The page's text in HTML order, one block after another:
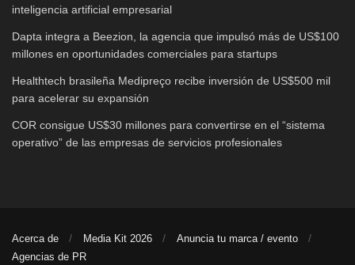
inteligencia artificial empresarial
Dapta integra a Beezion, la agencia que impulsó más de US$100
millones en oportunidades comerciales para startups
Healthtech brasileña Medipreço recibe inversión de US$500 mil
para acelerar su expansión
COR consigue US$30 millones para convertirse en el “sistema
operativo” de las empresas de servicios profesionales
Acerca de Media Kit 2026
Anuncia tu marca / evento
Agencias de PR